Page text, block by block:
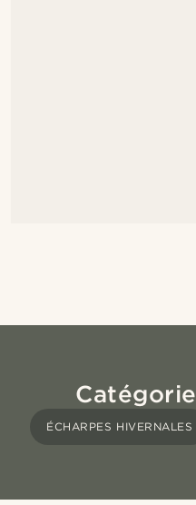
ÉCHARPES HIVERNALES